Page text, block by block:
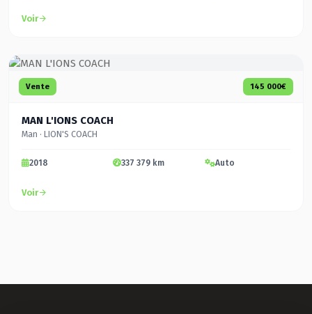
Voir
Vente 145 000€
MAN L'IONS COACH
Man · LION'S COACH
2018 337 379 km Auto
Voir